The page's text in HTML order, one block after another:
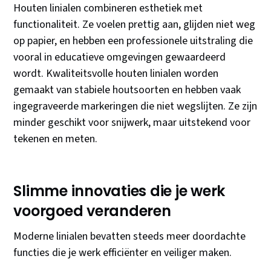
Houten linialen combineren esthetiek met
functionaliteit. Ze voelen prettig aan, glijden niet weg
op papier, en hebben een professionele uitstraling die
vooral in educatieve omgevingen gewaardeerd
wordt. Kwaliteitsvolle houten linialen worden
gemaakt van stabiele houtsoorten en hebben vaak
ingegraveerde markeringen die niet wegslijten. Ze zijn
minder geschikt voor snijwerk, maar uitstekend voor
tekenen en meten.
Slimme innovaties die je werk
voorgoed veranderen
Moderne linialen bevatten steeds meer doordachte
functies die je werk efficiënter en veiliger maken.